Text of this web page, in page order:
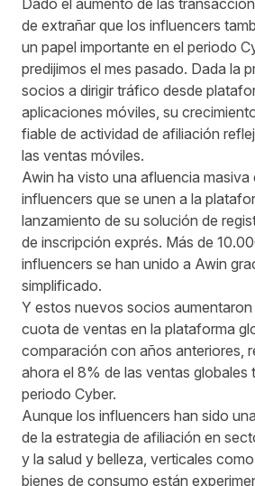
de extrañar que los influencers
un papel importante en el periodo
predijimos el mes pasado. Dada la
socios a dirigir tráfico desde
aplicaciones móviles, su
fiable de actividad de afiliación
las ventas móviles.
Awin ha visto una afluencia masiva
influencers que se unen a la
lanzamiento de su solución de
de inscripción exprés. Más de
influencers se han unido a Awin
simplificado.
Y estos nuevos socios aumentaron
cuota de ventas en la plataforma
comparación con años anteriores,
ahora el 8% de las ventas globales
periodo Cyber.
Aunque los influencers han sido
de la estrategia de afiliación en
y la salud y belleza, verticales
bienes de consumo están